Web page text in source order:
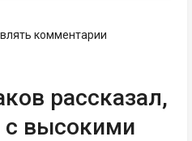
комментарии
рассказал,
с высокими